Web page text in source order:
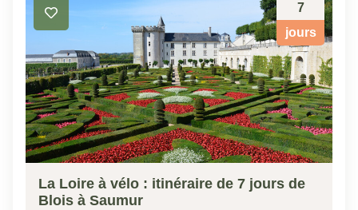
7
jours
La Loire à vélo : itinéraire de 7 jours de
Blois à Saumur